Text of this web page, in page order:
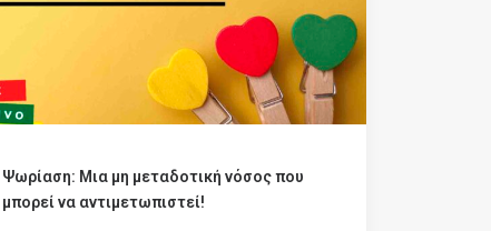
Ψωρίαση: Μια μη μεταδοτική νόσος που
μπορεί να αντιμετωπιστεί!